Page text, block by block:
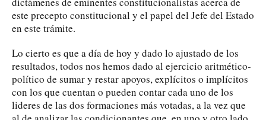
este precepto constitucional y el papel del Jefe del Estado
en este trámite.
Lo cierto es que a día de hoy y dado lo ajustado de los
resultados, todos nos hemos dado al ejercicio aritmético-
político de sumar y restar apoyos, explícitos o implícitos
con los que cuentan o pueden contar cada uno de los
lideres de las dos formaciones más votadas, a la vez que